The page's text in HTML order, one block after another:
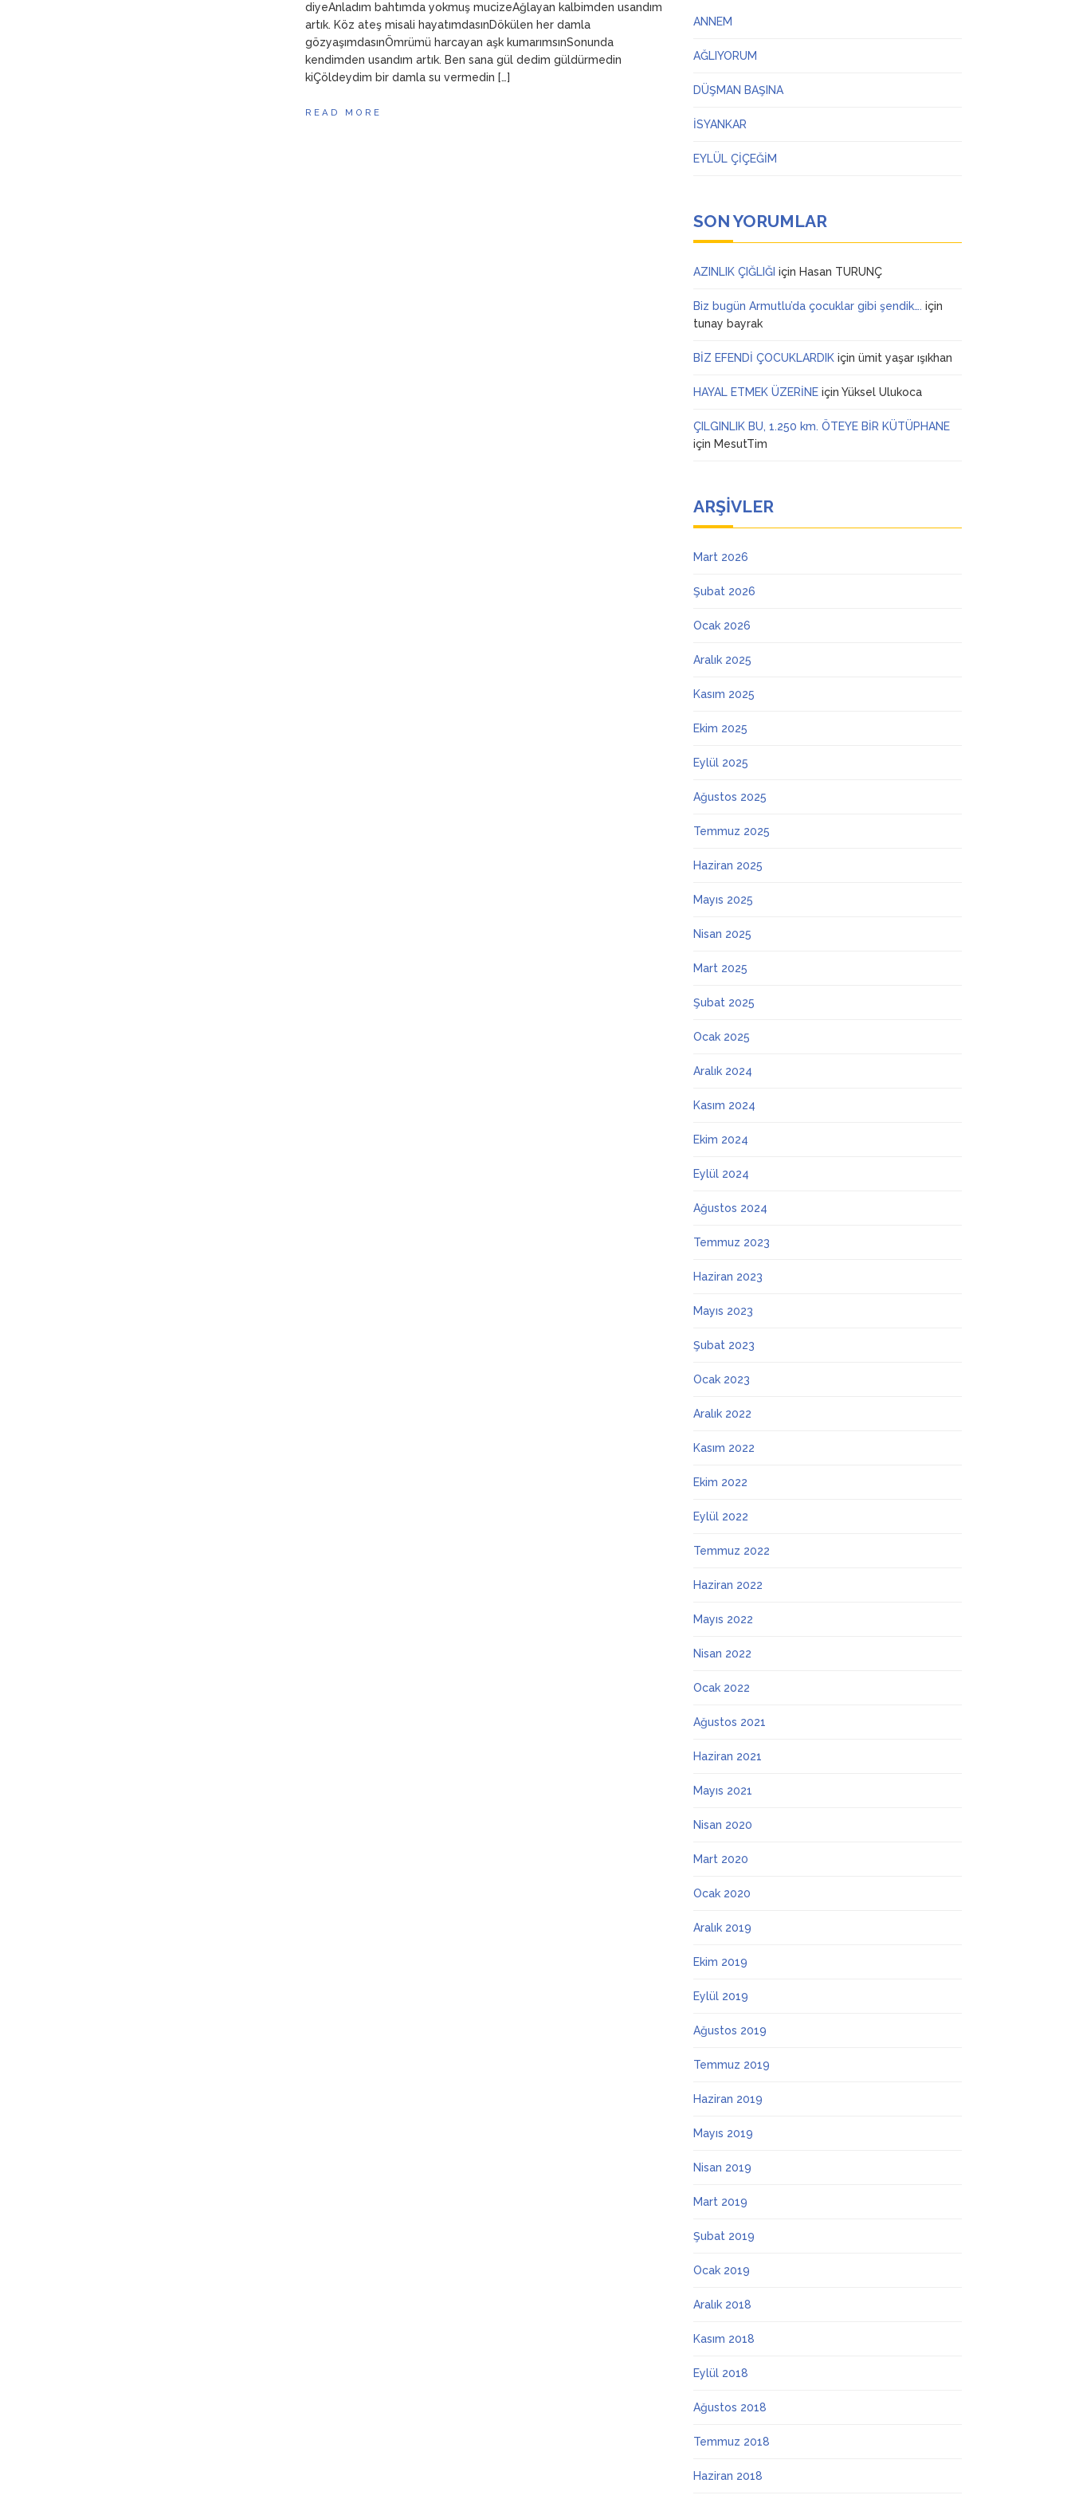
diyeAnladım bahtımda yokmuş mucizeAğlayan kalbimden usandım
artık. Köz ateş misali hayatımdasınDökülen her damla
gözyaşımdasınÖmrümü harcayan aşk kumarımsınSonunda
kendimden usandım artık. Ben sana gül dedim güldürmedin
kiÇöldeydim bir damla su vermedin […]
READ MORE
ANNEM
AĞLIYORUM
DÜŞMAN BAŞINA
İSYANKAR
EYLÜL ÇİÇEĞİM
SON YORUMLAR
AZINLIK ÇIĞLIĞI için Hasan TURUNÇ
Biz bugün Armutlu’da çocuklar gibi şendik…. için
tunay bayrak
BİZ EFENDİ ÇOCUKLARDIK içinümit yaşar ışıkhan
HAYAL ETMEK ÜZERİNE içinYüksel Ulukoca
ÇILGINLIK BU, 1.250 km. ÖTEYE BİR KÜTÜPHANE
için MesutTim
ARŞIVLER
Mart 2026
Şubat 2026
Ocak 2026
Aralık 2025
Kasım 2025
Ekim 2025
Eylül 2025
Ağustos 2025
Temmuz 2025
Haziran 2025
Mayıs 2025
Nisan 2025
Mart 2025
Şubat 2025
Ocak 2025
Aralık 2024
Kasım 2024
Ekim 2024
Eylül 2024
Ağustos 2024
Temmuz 2023
Haziran 2023
Mayıs 2023
Şubat 2023
Ocak 2023
Aralık 2022
Kasım 2022
Ekim 2022
Eylül 2022
Temmuz 2022
Haziran 2022
Mayıs 2022
Nisan 2022
Ocak 2022
Ağustos 2021
Haziran 2021
Mayıs 2021
Nisan 2020
Mart 2020
Ocak 2020
Aralık 2019
Ekim 2019
Eylül 2019
Ağustos 2019
Temmuz 2019
Haziran 2019
Mayıs 2019
Nisan 2019
Mart 2019
Şubat 2019
Ocak 2019
Aralık 2018
Kasım 2018
Eylül 2018
Ağustos 2018
Temmuz 2018
Haziran 2018